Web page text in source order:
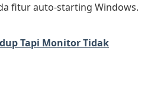
fitur auto-starting Windows.
Tapi Monitor Tidak